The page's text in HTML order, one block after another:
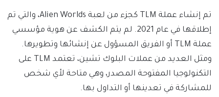
تم إنشاء عملة TLM كجزء من لعبة Alien Worlds، والتي تم
إطلاقها في عام 2021. لم يتم الكشف عن هوية مؤسسي
عملة TLM أو الفريق المسؤول عن إنشائها وتطويرها.
ومثل العديد من عملات البلوك تشين، تعتمد TLM على
التكنولوجيا المفتوحة المصدر، وهي متاحة لأي شخص
للمشاركة في تعدينها أو التداول بها.